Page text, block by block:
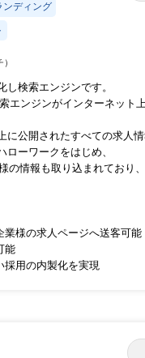
ンディング
し検索エンジンです。
エンジンがインターネット
に公開されたすべての求人情
ローワークをはじめ、
の情報も取り込まれており
業様の求人ページへ送客可能
能
採用の内製化を実現